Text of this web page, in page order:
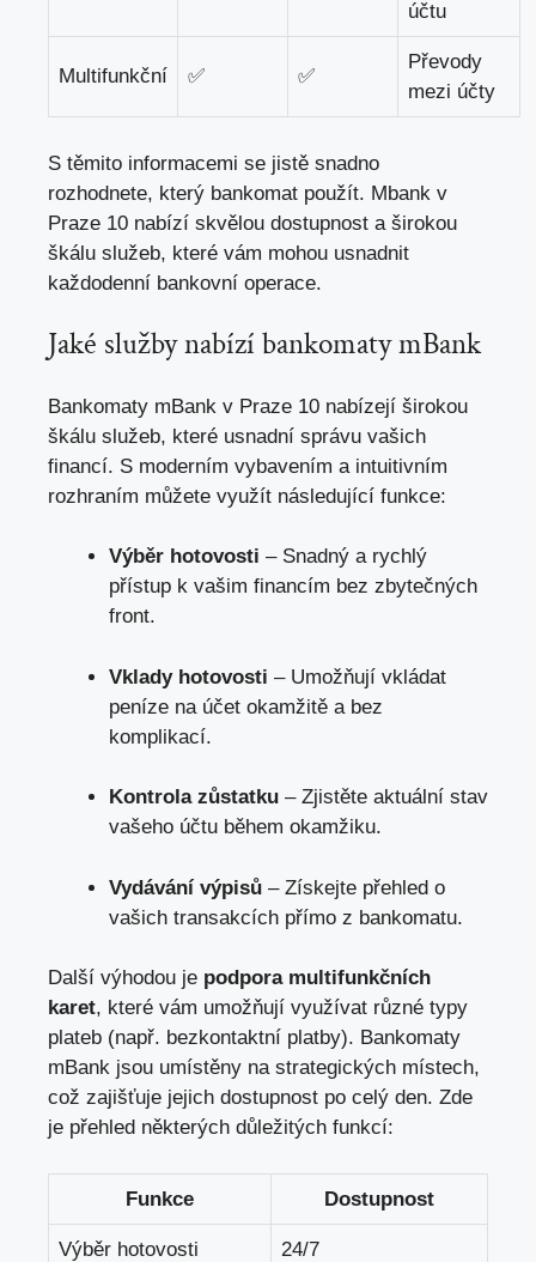
účtu
Multifunkční ✅ ✅
Převody
mezi účty
S těmito informacemi se jistě snadno
rozhodnete, který bankomat použít. Mbank v
Praze 10 nabízí skvělou dostupnost a širokou
škálu služeb, které vám mohou usnadnit
každodenní bankovní operace.
Jaké služby nabízí bankomaty mBank
Bankomaty mBank v Praze 10 nabízejí širokou
škálu služeb, které usnadní správu vašich
financí. S moderním vybavením a intuitivním
rozhraním můžete využít následující funkce:
Výběr hotovosti – Snadný a rychlý
přístup k vašim financím bez zbytečných
front.
Vklady hotovosti – Umožňují vkládat
peníze na účet okamžitě a bez
komplikací.
Kontrola zůstatku – Zjistěte aktuální stav
vašeho účtu během okamžiku.
Vydávání výpisů – Získejte přehled o
vašich transakcích přímo z bankomatu.
Další výhodou je podpora multifunkčních
karet, které vám umožňují využívat různé typy
plateb (např. bezkontaktní platby). Bankomaty
mBank jsou umístěny na strategických místech,
což zajišťuje jejich dostupnost po celý den. Zde
je přehled některých důležitých funkcí:
Funkce Dostupnost
Výběr hotovosti 24/7